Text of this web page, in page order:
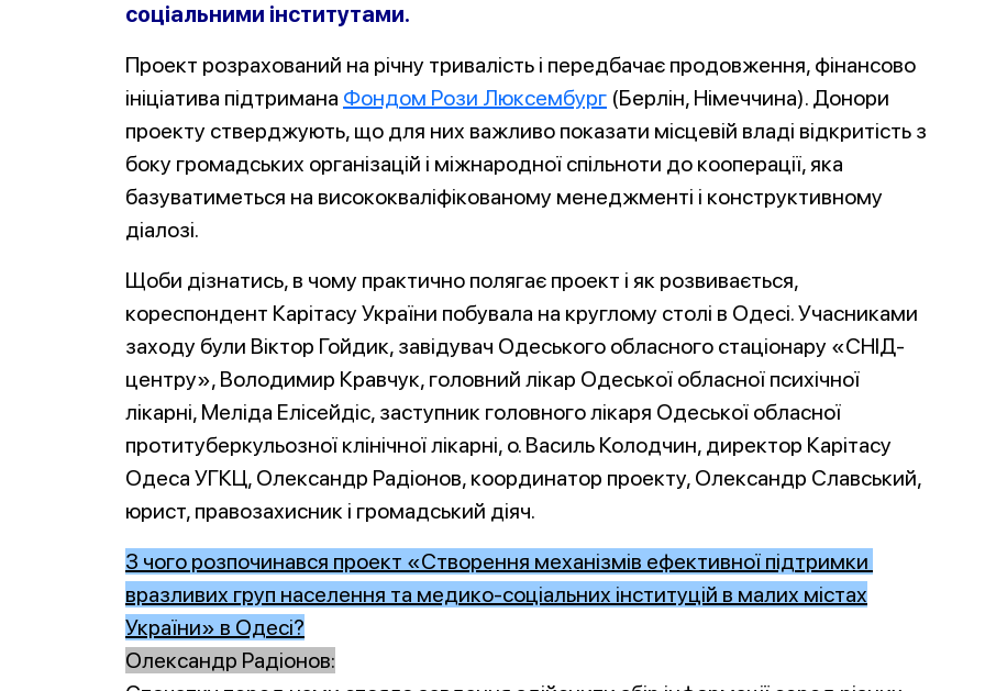
соціальними інститутами.
Проект розрахований на річну тривалість і передбачає продовження, фінансово
ініціатива підтримана Фондом Рози Люксембург (Берлін, Німеччина). Донори
проекту стверджують, що для них важливо показати місцевій владі відкритість з
боку громадських організацій і міжнародної спільноти до кооперації, яка
базуватиметься на висококваліфікованому менеджменті і конструктивному
діалозі.
Щоби дізнатись, в чому практично полягає проект і як розвивається,
кореспондент Карітасу України побувала на круглому столі в Одесі. Учасниками
заходу були Віктор Гойдик, завідувач Одеського обласного стаціонару «СНІД-
центру», Володимир Кравчук, головний лікар Одеської обласної психічної
лікарні, Меліда Елісейдіс, заступник головного лікаря Одеської обласної
протитуберкульозної клінічної лікарні, о. Василь Колодчин, директор Карітасу
Одеса УГКЦ, Олександр Радіонов, координатор проекту, Олександр Славський,
юрист, правозахисник і громадський діяч.
З чого розпочинався проект «Створення механізмів ефективної підтримки
вразливих груп населення та медико-соціальних інституцій в малих містах
України» в Одесі?
Олександр Радіонов: